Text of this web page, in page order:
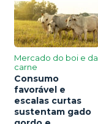
Mercado do boi e da
carne
Consumo
favorável e
escalas curtas
sustentam gado